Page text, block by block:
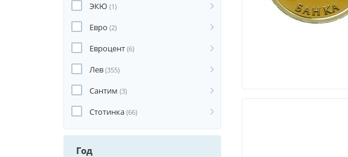
ЭКЮ (1)
Евро (2)
Евроцент (6)
Лев (355)
Сантим (3)
Стотинка (66)
Год